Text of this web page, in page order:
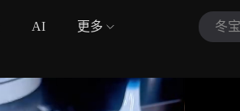
AI 更多